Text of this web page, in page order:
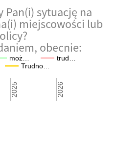
Pan(i) sytuację na
miejscowości lub
obecnie:
moż…
trud…
Trudno…
2025
2025 2026
2026